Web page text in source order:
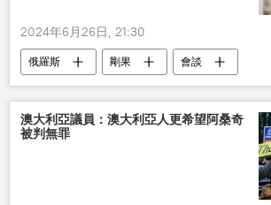
2024年6月26日, 21:30
俄羅斯 剛果 會談
澳大利亞議員：澳大利亞人更希望阿桑奇
被判無罪